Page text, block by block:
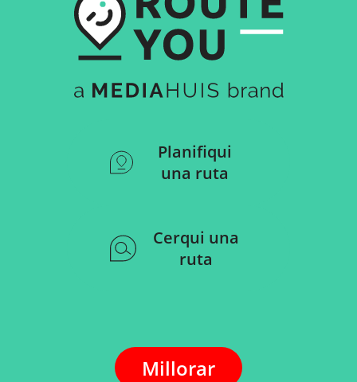
Planifiqui
una ruta
Cerqui una
ruta
Millorar